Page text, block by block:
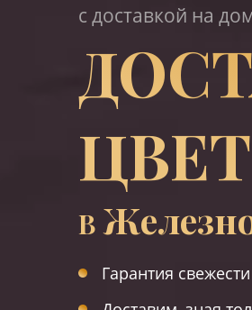
с доставкой на
В
Гарантия